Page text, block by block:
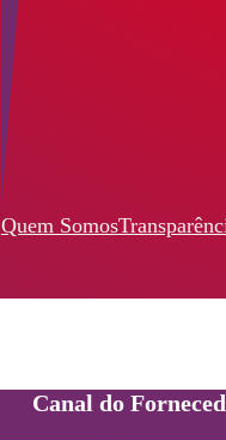
Quem Somos
Canal do